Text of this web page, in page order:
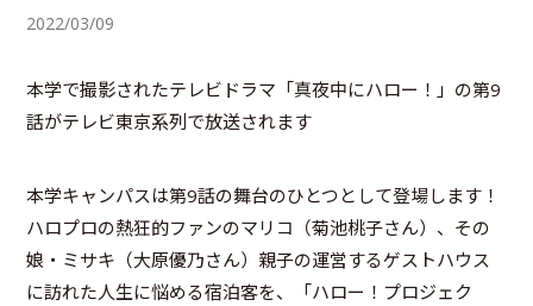
2022/03/09
本学で撮影されたテレビドラマ「真夜中にハロー！」の第9
話がテレビ東京系列で放送されます
本学キャンパスは第9話の舞台のひとつとして登場します！
ハロプロの熱狂的ファンのマリコ（菊池桃子さん）、その
娘・ミサキ（大原優乃さん）親子の運営するゲストハウス
に訪れた人生に悩める宿泊客を、「ハロー！プロジェク